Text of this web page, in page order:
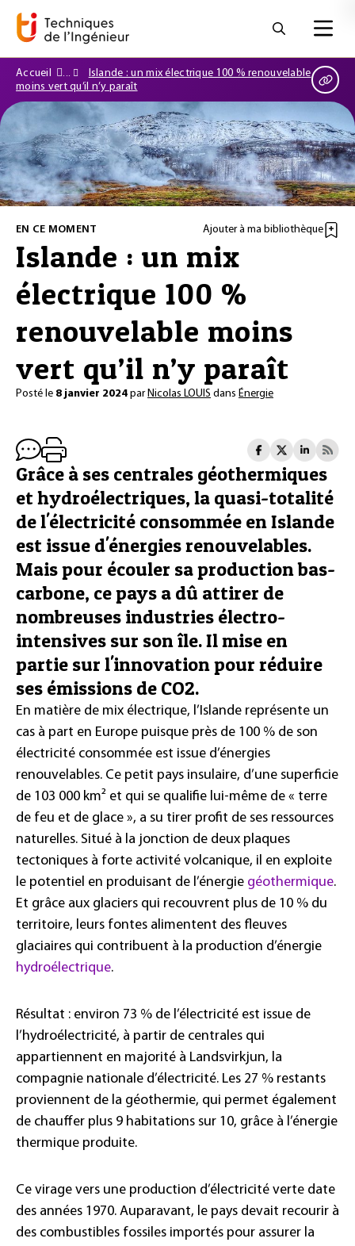
Accueil
Islande : un mix électrique 100 % renouvelable
moins vert qu’il n’y paraît
EN CE MOMENT Ajouter à ma bibliothèque
Islande : un mix
électrique 100 %
renouvelable moins
vert qu’il n’y paraît
Posté le 8 janvier 2024 parNicolas LOUIS dans Énergie
Grâce à ses centrales géothermiques
et hydroélectriques, la quasi-totalité
de l'électricité consommée en Islande
est issue d'énergies renouvelables.
Mais pour écouler sa production bas-
carbone, ce pays a dû attirer de
nombreuses industries électro-
intensives sur son île. Il mise en
partie sur l'innovation pour réduire
ses émissions de CO2.
En matière de mix électrique, l’Islande représente un
cas à part en Europe puisque près de 100 % de son
électricité consommée est issue d’énergies
renouvelables. Ce petit pays insulaire, d’une superficie
de 103 000 km² et qui se qualifie lui-même de « terre
de feu et de glace », a su tirer profit de ses ressources
naturelles. Situé à la jonction de deux plaques
tectoniques à forte activité volcanique, il en exploite
le potentiel en produisant de l’énergie géothermique.
Et grâce aux glaciers qui recouvrent plus de 10 % du
territoire, leurs fontes alimentent des fleuves
glaciaires qui contribuent à la production d’énergie
hydroélectrique.
Résultat : environ 73 % de l’électricité est issue de
l’hydroélectricité, à partir de centrales qui
appartiennent en majorité à Landsvirkjun, la
compagnie nationale d’électricité. Les 27 % restants
proviennent de la géothermie, qui permet également
de chauffer plus 9 habitations sur 10, grâce à l’énergie
thermique produite.
Ce virage vers une production d’électricité verte date
des années 1970. Auparavant, le pays devait recourir à
des combustibles fossiles importés pour assurer la